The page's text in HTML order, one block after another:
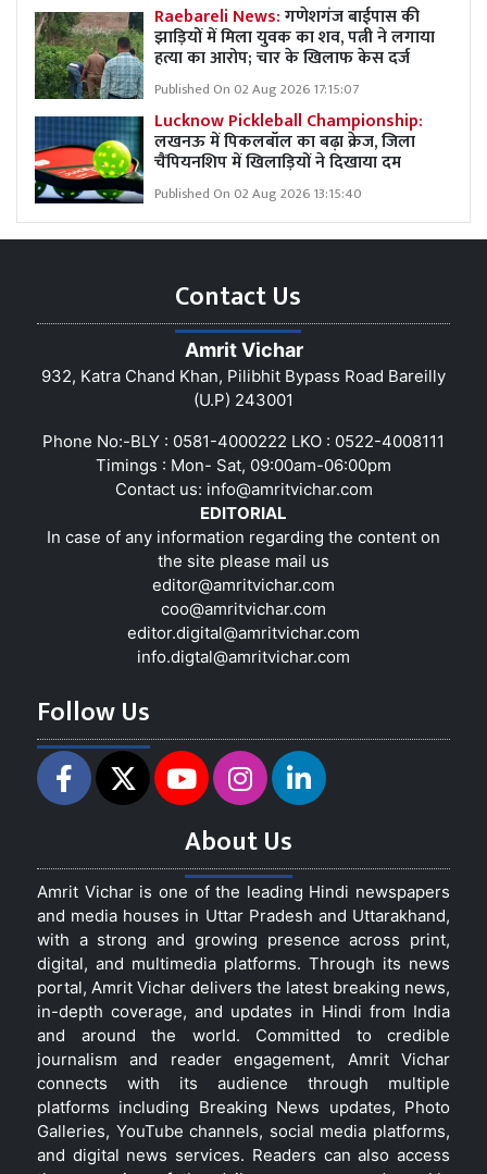
Raebareli News:गणेशगंज बाईपास की
झाड़ियों में मिला युवक का शव, पत्नी ने लगाया
हत्या का आरोप; चार के खिलाफ केस दर्ज
Published On 02 Aug 2026 17:15:07
Lucknow Pickleball Championship:
लखनऊ में पिकलबॉल का बढ़ा क्रेज, जिला
चैंपियनशिप में खिलाड़ियों ने दिखाया दम
Published On 02 Aug 2026 13:15:40
Contact Us
Amrit Vichar
932, Katra Chand Khan, Pilibhit Bypass Road Bareilly
(U.P) 243001
Phone No:-BLY : 0581-4000222 LKO : 0522-4008111
Timings : Mon- Sat, 09:00am-06:00pm
Contact us: info@amritvichar.com
EDITORIAL
In case of any information regarding the content on
the site please mail us
editor@amritvichar.com
coo@amritvichar.com
editor.digital@amritvichar.com
info.digtal@amritvichar.com
Follow Us
About Us
Amrit Vichar is one of the leading Hindi newspapers
and media houses in Uttar Pradesh and Uttarakhand,
with a strong and growing presence across print,
digital, and multimedia platforms. Through its news
portal, Amrit Vichar delivers the latest breaking news,
in-depth coverage, and updates in Hindi from India
and around the world. Committed to credible
journalism and reader engagement, Amrit Vichar
connects with its audience through multiple
platforms including Breaking News updates, Photo
Galleries, YouTube channels, social media platforms,
and digital news services. Readers can also access